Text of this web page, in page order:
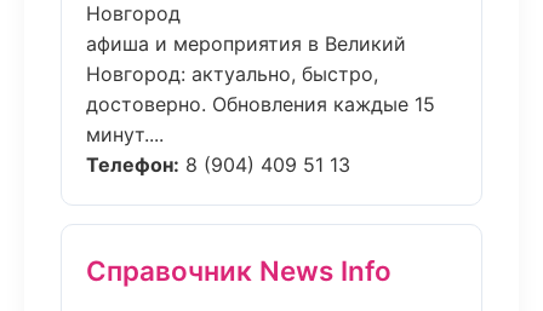
Новгород
афиша и мероприятия в Великий
Новгород: актуально, быстро,
достоверно. Обновления каждые 15
минут....
Телефон: 8 (904) 409 51 13
Справочник News Info